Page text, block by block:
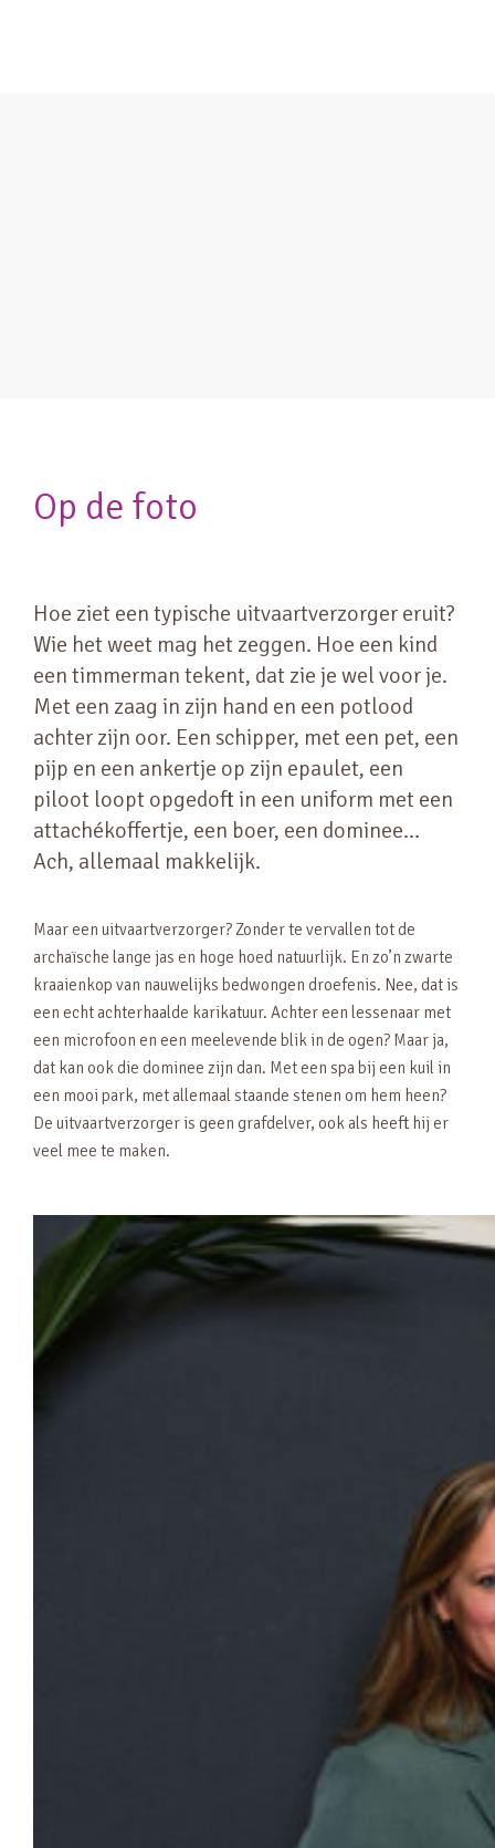
Op de foto
Hoe ziet een typische uitvaartverzorger eruit?
Wie het weet mag het zeggen. Hoe een kind
een timmerman tekent, dat zie je wel voor je.
Met een zaag in zijn hand en een potlood
achter zijn oor. Een schipper, met een pet, een
pijp en een ankertje op zijn epaulet, een
piloot loopt opgedoft in een uniform met een
attachékoffertje, een boer, een dominee…
Ach, allemaal makkelijk.
Maar een uitvaartverzorger? Zonder te vervallen tot de
archaïsche lange jas en hoge hoed natuurlijk. En zo’n zwarte
kraaienkop van nauwelijks bedwongen droefenis. Nee, dat is
een echt achterhaalde karikatuur. Achter een lessenaar met
een microfoon en een meelevende blik in de ogen? Maar ja,
dat kan ook die dominee zijn dan. Met een spa bij een kuil in
een mooi park, met allemaal staande stenen om hem heen?
De uitvaartverzorger is geen grafdelver, ook als heeft hij er
veel mee te maken.